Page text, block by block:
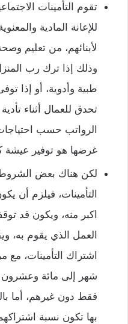
تقوم التأمينات
للإعانة المادية
لأبنائهم، من تعليم
وذلك إذا ترك رب
طبية وأدوية، أو إذا
تحدق للعمال أثناء
الرواتب حسب
غرضها هو توفير عيشة
لكن هناك بعض الشروط
التأمينات، فيلزم أن
اكبر منه، ويكون قد
العمل الذي يقوم به،
اشتراك التأمينات،
شهر إلى مائة
فقط دون غيرهم، أما